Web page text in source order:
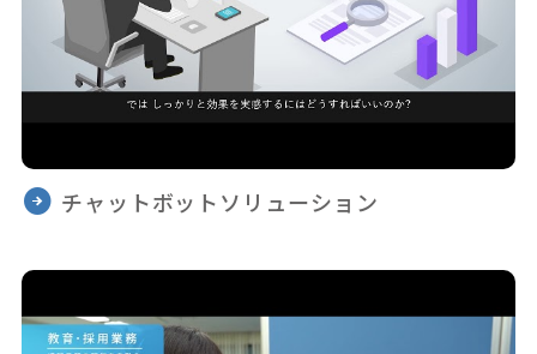
チャットボットソリューション